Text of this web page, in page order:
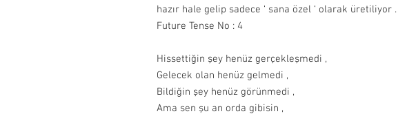
hazır hale gelip sadece ‘ sana özel ‘ olarak üretiliyor .
Future Tense No : 4
Hissettiğin şey henüz gerçekleşmedi ,
Gelecek olan henüz gelmedi ,
Bildiğin şey henüz görünmedi ,
Ama sen şu an orda gibisin ,